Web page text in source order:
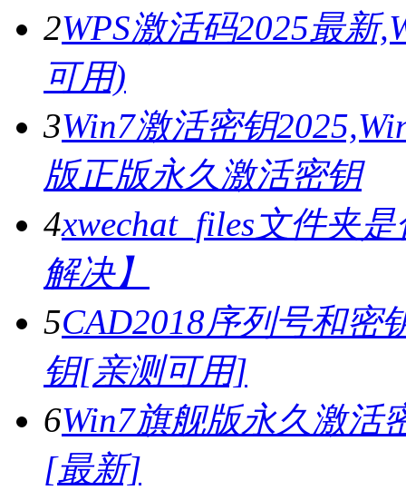
2WPS激活码2025最新
可用)
3Win7激活密钥
版正版永久激活密钥
4xwechat_files文件夹
解决】
5CAD2018序列号和密
钥[亲测可用]
6Win7旗舰版永久激活
[最新]